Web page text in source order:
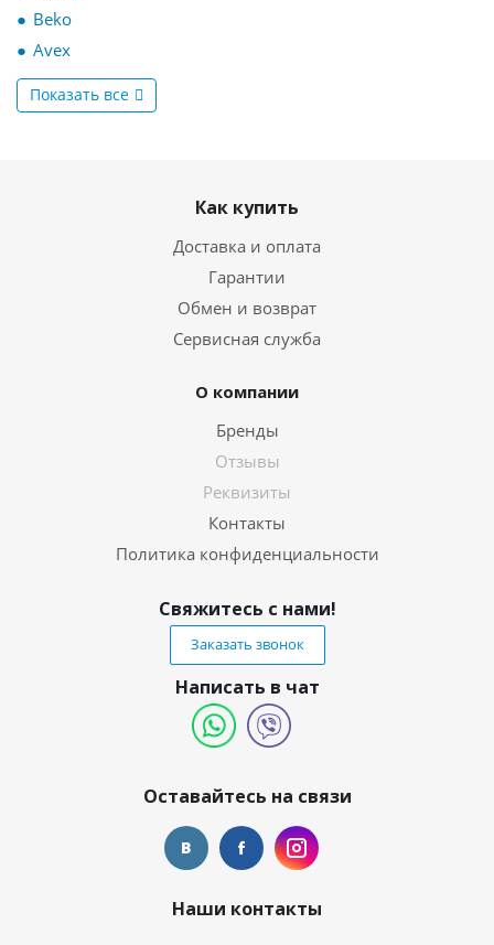
Beko
Avex
Показать все
Как купить
Доставка и оплата
Гарантии
Обмен и возврат
Сервисная служба
О компании
Бренды
Отзывы
Реквизиты
Контакты
Политика конфиденциальности
Свяжитесь с нами!
Заказать звонок
Написать в чат
Оставайтесь на связи
Наши контакты